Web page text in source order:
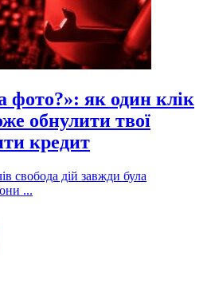
фото?»: як один клік
обнулити твої
кредит
свобода дій завжди була
...